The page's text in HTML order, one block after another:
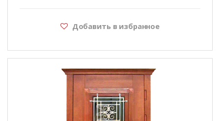
Добавить в избранное